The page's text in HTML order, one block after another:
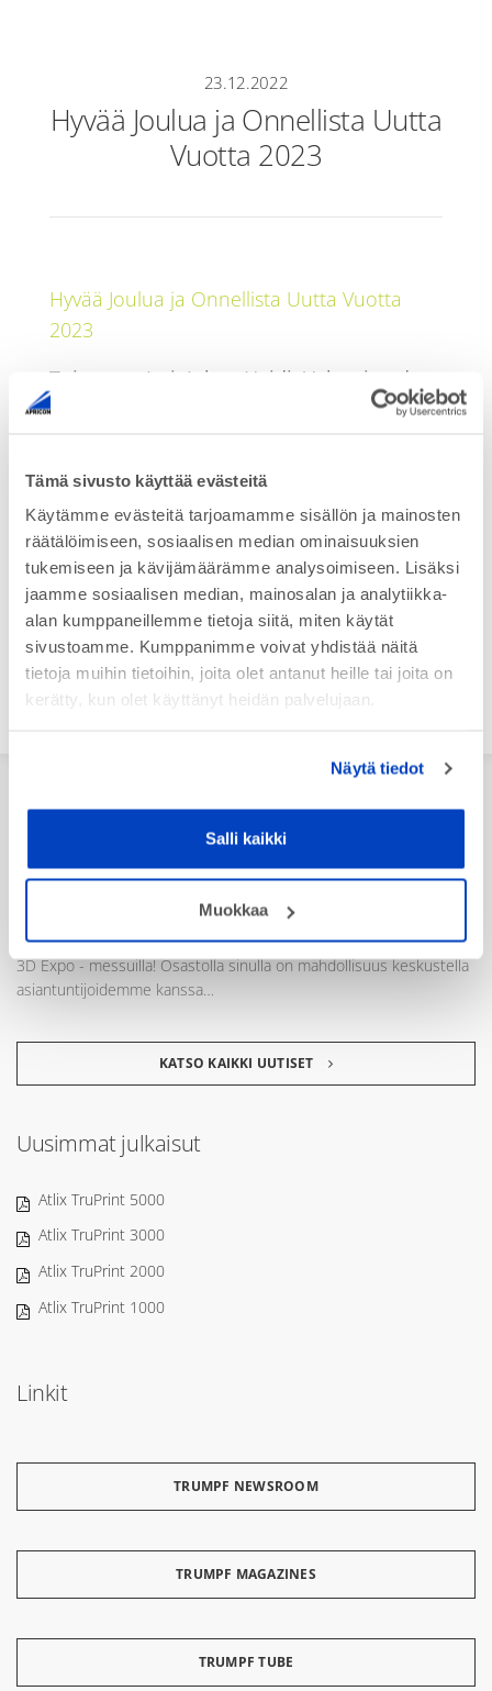
Tämä sivusto käyttää evästeitä
Käytämme evästeitä tarjoamamme sisällön ja mainosten
räätälöimiseen, sosiaalisen median ominaisuuksien
tukemiseen ja kävijämäärämme analysoimiseen. Lisäksi
jaamme sosiaalisen median, mainosalan ja analytiikka-
alan kumppaneillemme tietoja siitä, miten käytät
sivustoamme. Kumppanimme voivat yhdistää näitä
tietoja muihin tietoihin, joita olet antanut heille tai joita on
kerätty, kun olet käyttänyt heidän palvelujaan.
Näytä tiedot
Salli kaikki
Muokkaa
23.12.2022
Hyvää Joulua ja Onnellista Uutta
Vuotta 2023
Hyvää Joulua ja Onnellista Uutta Vuotta
2023
Toivottaa: Jari, Juha, Heidi, Valtteri and
Jussi
veteraaneja, vapaaehtoista
maanpuolustustyötä sekä urheilua.
Tervetuloa osastollemme E620 Konepaja - Nordic Welding Expo -
3D Expo - messuilla! Osastolla sinulla on mahdollisuus keskustella
asiantuntijoidemme kanssa…
KATSO KAIKKI UUTISET
Uusimmat julkaisut
Atlix TruPrint 5000
Atlix TruPrint 3000
Atlix TruPrint 2000
Atlix TruPrint 1000
Linkit
TRUMPF NEWSROOM
TRUMPF MAGAZINES
TRUMPF TUBE